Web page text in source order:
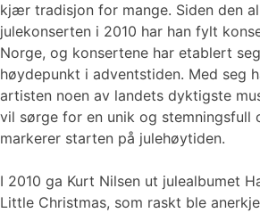
kjær tradisjon for mange. Siden den
julekonserten i 2010 har han fylt
Norge, og konsertene har etablert
høydepunkt i adventstiden. Med seg
artisten noen av landets dyktigste
vil sørge for en unik og stemningsfull
markerer starten på julehøytiden.
I 2010 ga Kurt Nilsen ut julealbumet
Little Christmas, som raskt ble